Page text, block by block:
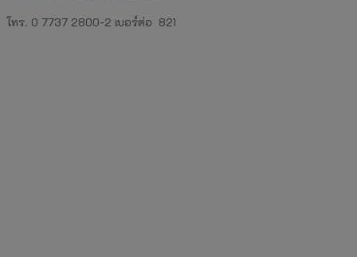
โทร. 0 7737 2800-2 เบอร์ต่อ 821